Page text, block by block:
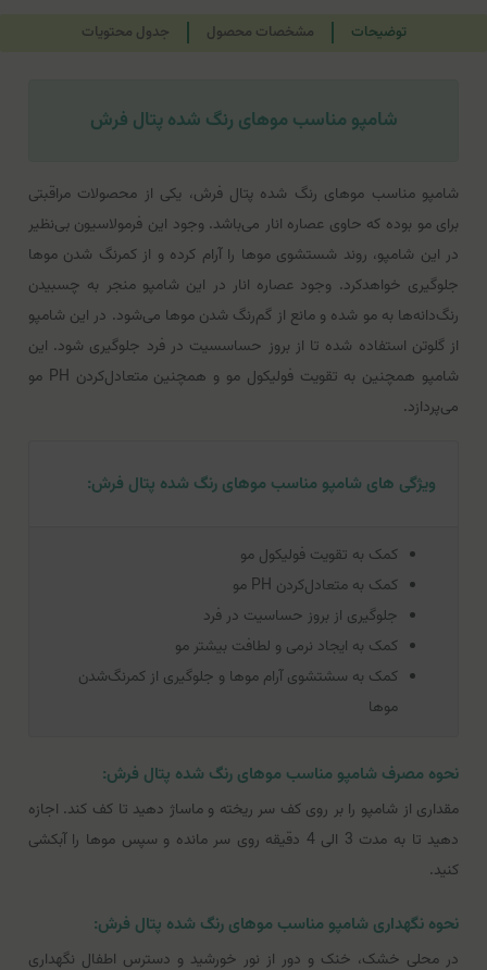
توضیحات مشخصات محصول جدول محتویات
شامپو مناسب موهای رنگ شده پتال فرش
شامپو مناسب موهای رنگ شده پتال فرش، یکی از محصولات مراقبتی
برای مو بوده که حاوی عصاره انار می‌باشد. وجود این فرمولاسیون بی‌نظیر
در این شامپو، روند شستشوی موها را آرام کرده و از کمرنگ شدن موها
جلوگیری خواهدکرد. وجود عصاره انار در این شامپو منجر به چسبیدن
رنگ‌دانه‌ها به مو شده و مانع از گم‌رنگ شدن موها می‌شود. در این شامپو
از گلوتن استفاده شده تا از بروز حساسسیت در فرد جلوگیری شود. این
شامپو همچنین به تقویت فولیکول مو و همچنین متعادل‌کردن PH مو
می‌پردازد.
ویژگی های شامپو مناسب موهای رنگ شده پتال فرش:
کمک به تقویت فولیکول مو
کمک به متعادل‌کردن PH مو
جلوگیری از بروز حساسیت در فرد
کمک به ایجاد نرمی و لطافت بیشتر مو
کمک به سشتشوی آرام موها و جلوگیری از کمرنگ‌شدن
موها
نحوه مصرف شامپو مناسب موهای رنگ شده پتال فرش:
مقداری از شامپو را بر روی کف سر ریخته و ماساژ دهید تا کف کند. اجازه
دهید تا به مدت 3 الی 4 دقیقه روی سر مانده و سپس موها را آبکشی
کنید.
نحوه نگهداری شامپو مناسب موهای رنگ شده پتال فرش:
در محلی خشک، خنک و دور از نور خورشید و دسترس اطفال نگهداری